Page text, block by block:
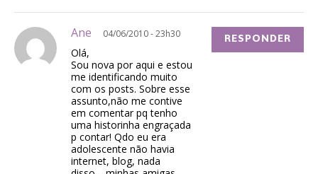
Ane 04/06/2010 - 23h30
Olá,
Sou nova por aqui e estou
me identificando muito
com os posts. Sobre esse
assunto,não me contive
em comentar pq tenho
uma historinha engraçada
p contar! Qdo eu era
adolescente não havia
internet, blog, nada
RESPONDER